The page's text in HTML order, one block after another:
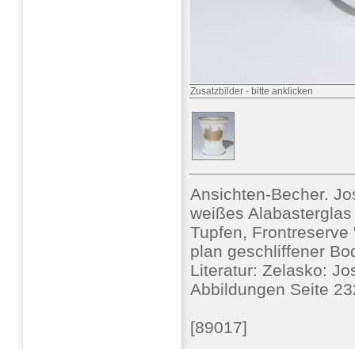
Zusatzbilder - bitte anklicken
Ansichten-Becher.
weißes
Tupfen,
plan geschliffener
Literatur: Zelasko:
Abbildungen Seite
[89017]